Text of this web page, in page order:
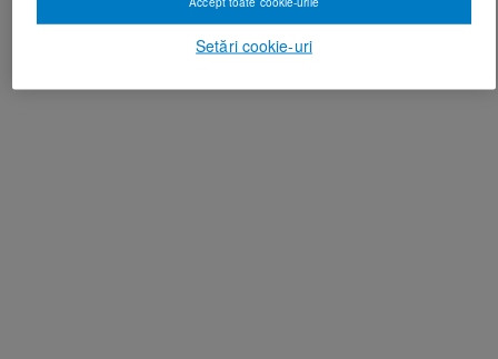
Setări cookie-uri